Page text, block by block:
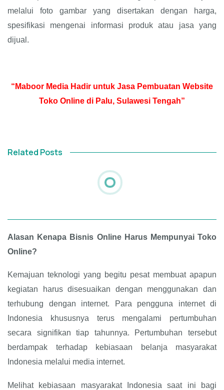
melalui foto gambar yang disertakan dengan harga,
spesifikasi mengenai informasi produk atau jasa yang
dijual.
“Maboor Media Hadir untuk Jasa Pembuatan Website
Toko Online di Palu, Sulawesi Tengah”
Related Posts
Alasan Kenapa Bisnis Online Harus Mempunyai Toko
Online?
Kemajuan teknologi yang begitu pesat membuat apapun
kegiatan harus disesuaikan dengan menggunakan dan
terhubung dengan internet. Para pengguna internet di
Indonesia khususnya terus mengalami pertumbuhan
secara signifikan tiap tahunnya. Pertumbuhan tersebut
berdampak terhadap kebiasaan belanja masyarakat
Indonesia melalui media internet.
Melihat kebiasaan masyarakat Indonesia saat ini bagi